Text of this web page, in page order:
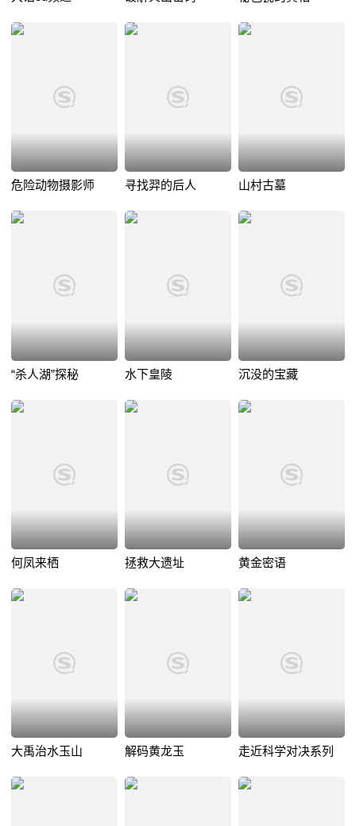
危险动物摄影师 寻找羿的后人 山村古墓
“杀人湖”探秘 水下皇陵 沉没的宝藏
何凤来栖 拯救大遗址 黄金密语
大禹治水玉山 解码黄龙玉 走近科学对决系列